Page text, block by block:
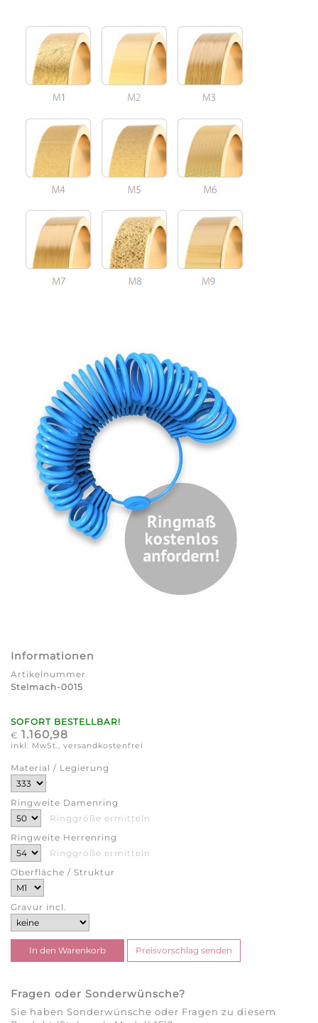
Informationen
Artikelnummer
Stelmach-0015
SOFORT BESTELLBAR!
€ 1.160,98
inkl. MwSt., versandkostenfrei
Material / Legierung
Ringweite Damenring
Ringgröße ermitteln
Ringweite Herrenring
Ringgröße ermitteln
Oberfläche / Struktur
Gravur incl.
Fragen oder Sonderwünsche?
Sie haben Sonderwünsche oder Fragen zu diesem